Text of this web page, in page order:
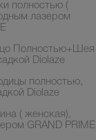
полностью (
лазером
Полностью+Шея
Diolaze
полностью,
Diolaze
( женская),
GRAND PRIME